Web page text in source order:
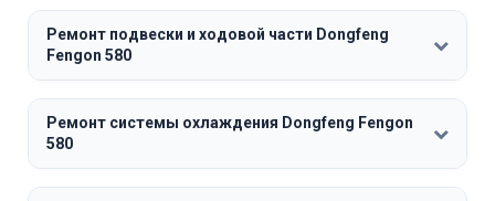
Ремонт подвески и ходовой части Dongfeng
Fengon 580
Ремонт системы охлаждения Dongfeng Fengon
580